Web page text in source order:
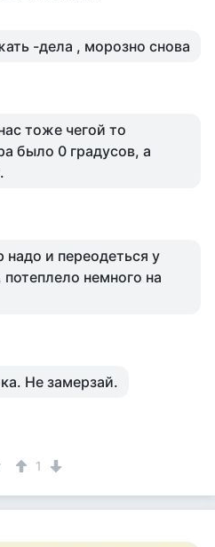
-дела , морозно снова
тоже чегой то
было 0 градусов, а
надо и переодеться у
немного на
Не замерзай.
1